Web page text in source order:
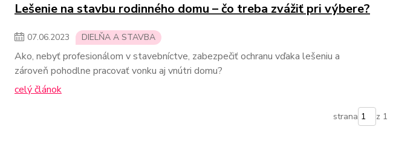
Lešenie na stavbu rodinného domu – čo treba zvážiť pri výbere?
07.06.2023 DIELŇA A STAVBA
Ako, nebyť profesionálom v stavebníctve, zabezpečiť ochranu vďaka lešeniu a
zároveň pohodlne pracovať vonku aj vnútri domu?
celý článok
strana z 1